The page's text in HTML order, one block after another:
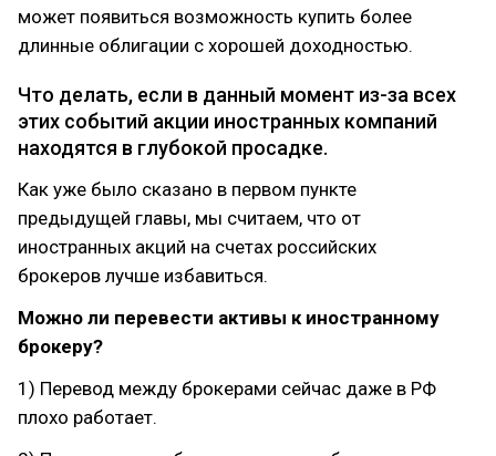
может появиться возможность купить более
длинные облигации с хорошей доходностью.
Что делать, если в данный момент из-за всех
этих событий акции иностранных компаний
находятся в глубокой просадке.
Как уже было сказано в первом пункте
предыдущей главы, мы считаем, что от
иностранных акций на счетах российских
брокеров лучше избавиться.
Можно ли перевести активы к иностранному
брокеру?
1) Перевод между брокерами сейчас даже в РФ
плохо работает.